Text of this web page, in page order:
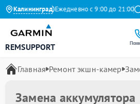
Калининград
на Яндекс Ежедневно с 9:00 до 21:00
REMSUPPORT
Главная Ремонт экшн-камер
Замена аккумулятора